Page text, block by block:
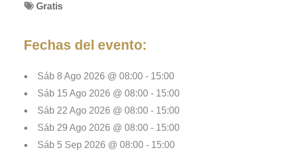
Gratis
Fechas del evento:
Sáb 8 Ago 2026 @ 08:00 - 15:00
Sáb 15 Ago 2026 @ 08:00 - 15:00
Sáb 22 Ago 2026 @ 08:00 - 15:00
Sáb 29 Ago 2026 @ 08:00 - 15:00
Sáb 5 Sep 2026 @ 08:00 - 15:00